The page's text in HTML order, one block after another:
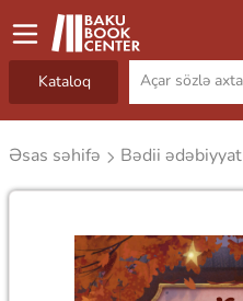
Kataloq
Əsas səhifə Bədii ədəbiyyat